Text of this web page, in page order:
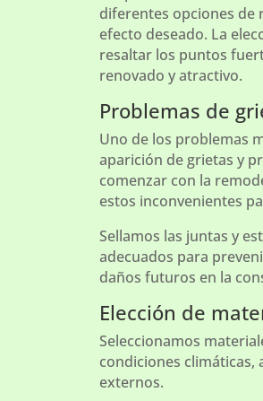
diferentes opciones de
efecto deseado. La
resaltar los puntos
renovado y atractivo.
Problemas de
Uno de los problemas
aparición de grietas y
comenzar con la
estos inconvenientes
Sellamos las juntas y
adecuados para
daños futuros en la
Elección de
Seleccionamos
condiciones climáticas,
externos.